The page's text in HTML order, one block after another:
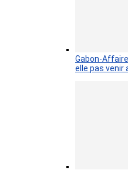
Gabon-
elle pas venir